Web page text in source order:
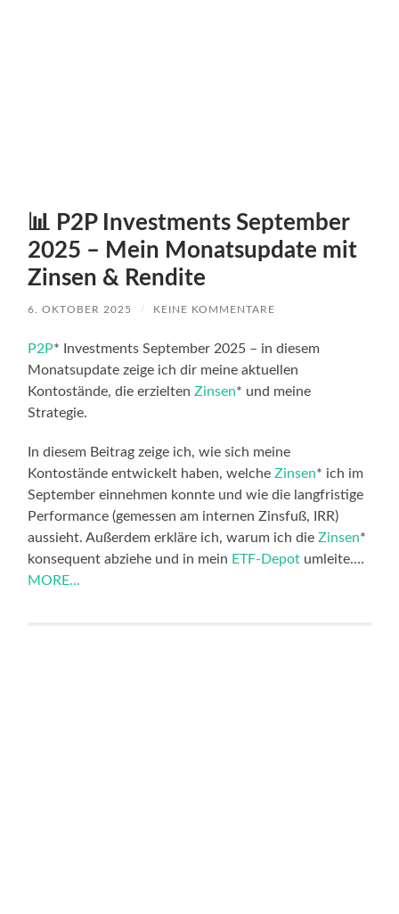
📊 P2P Investments September
2025 – Mein Monatsupdate mit
Zinsen & Rendite
6. OKTOBER 2025 / KEINE KOMMENTARE
P2P* Investments September 2025 – in diesem
Monatsupdate zeige ich dir meine aktuellen
Kontostände, die erzieltenZinsen* und meine
Strategie.
In diesem Beitrag zeige ich, wie sich meine
Kontostände entwickelt haben, welcheZinsen* ich im
September einnehmen konnte und wie die langfristige
Performance (gemessen am internen Zinsfuß, IRR)
aussieht. Außerdem erkläre ich, warum ich dieZinsen*
konsequent abziehe und in mein ETF-Depot umleite.…
MORE...